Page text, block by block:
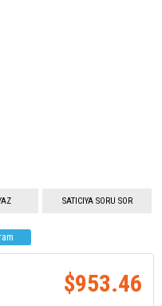
SATICIYA SORU SOR
$953.46